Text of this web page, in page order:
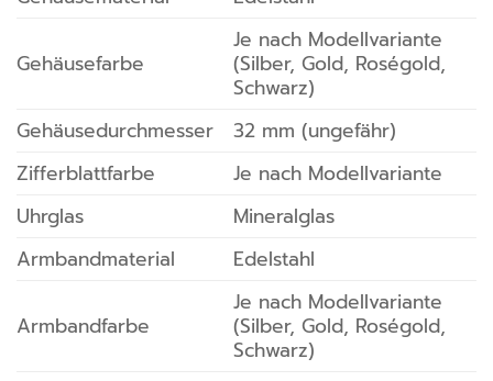
Gehäusefarbe
Je nach Modellvariante
(Silber, Gold, Roségold,
Schwarz)
Gehäusedurchmesser
32 mm (ungefähr)
Zifferblattfarbe
Je nach Modellvariante
Uhrglas
Mineralglas
Armbandmaterial
Edelstahl
Armbandfarbe
Je nach Modellvariante
(Silber, Gold, Roségold,
Schwarz)